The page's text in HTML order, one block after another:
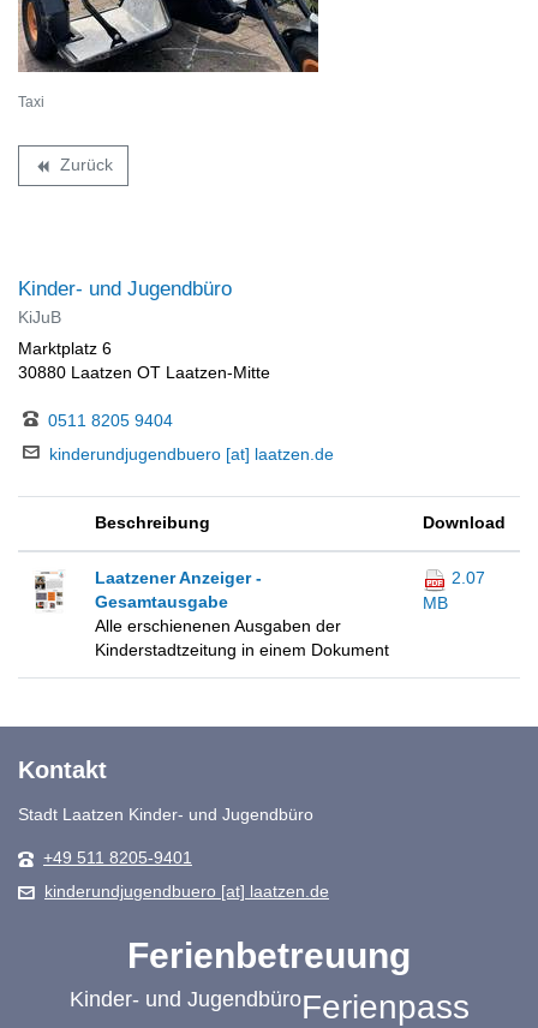
Taxi
backward Zurück
Kinder- und Jugendbüro
KiJuB
Marktplatz 6
30880 Laatzen OT Laatzen-Mitte
0511 8205 9404
kinderundjugendbuero [at] laatzen.de
Beschreibung Download
Laatzener Anzeiger -
Gesamtausgabe
Alle erschienenen Ausgaben der
Kinderstadtzeitung in einem Dokument
2.07
MB
Kontakt
Stadt Laatzen Kinder- und Jugendbüro
+49 511 8205-9401
kinderundjugendbuero [at] laatzen.de
Ferienbetreuung
Kinder- und JugendbüroFerienpass